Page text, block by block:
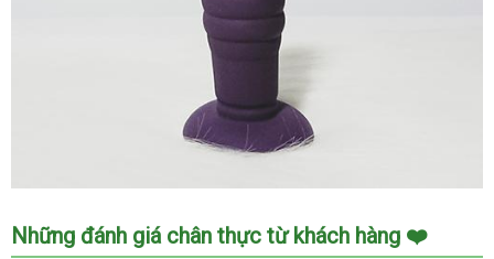
Những đánh giá chân thực từ khách hàng ❤️